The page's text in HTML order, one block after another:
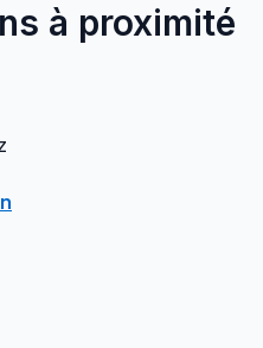
à proximité